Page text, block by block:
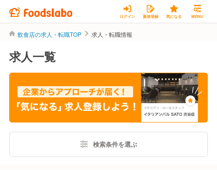
ログイン 新規登録 気になる MENU
飲食店の求人・転職TOP 求人・転職情報
求人一覧
検索条件を選ぶ